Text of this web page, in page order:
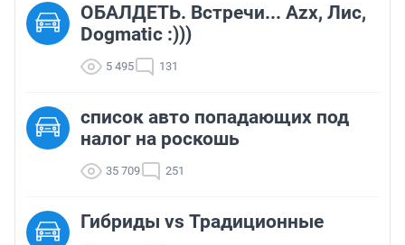
ОБАЛДЕТЬ. Встречи... Azx, Лис,
Dogmatic :)))
5 495 131
список авто попадающих под
налог на роскошь
35 709 251
Гибриды vs Традиционные